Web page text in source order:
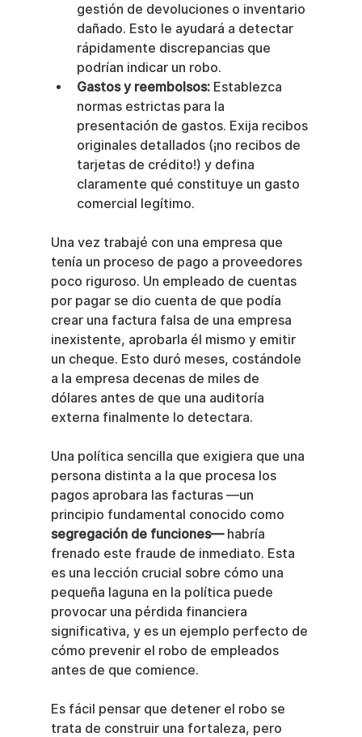
gestión de devoluciones o inventario
dañado. Esto le ayudará a detectar
rápidamente discrepancias que
podrían indicar un robo.
Gastos y reembolsos: Establezca
normas estrictas para la
presentación de gastos. Exija recibos
originales detallados (¡no recibos de
tarjetas de crédito!) y defina
claramente qué constituye un gasto
comercial legítimo.
Una vez trabajé con una empresa que
tenía un proceso de pago a proveedores
poco riguroso. Un empleado de cuentas
por pagar se dio cuenta de que podía
crear una factura falsa de una empresa
inexistente, aprobarla él mismo y emitir
un cheque. Esto duró meses, costándole
a la empresa decenas de miles de
dólares antes de que una auditoría
externa finalmente lo detectara.
Una política sencilla que exigiera que una
persona distinta a la que procesa los
pagos aprobara las facturas —un
principio fundamental conocido como
segregación de funciones— habría
frenado este fraude de inmediato. Esta
es una lección crucial sobre cómo una
pequeña laguna en la política puede
provocar una pérdida financiera
significativa, y es un ejemplo perfecto de
cómo prevenir el robo de empleados
antes de que comience.
Es fácil pensar que detener el robo se
trata de construir una fortaleza, pero